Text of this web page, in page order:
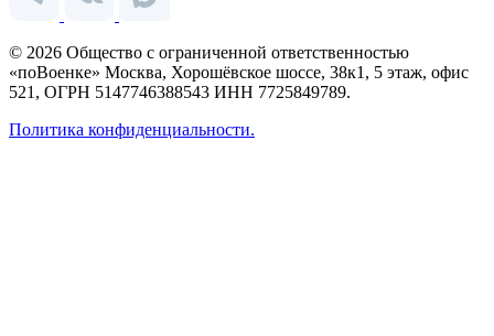
© 2026 Общество с ограниченной ответственностью
«поВоенке» Москва, Хорошёвское шоссе, 38к1, 5 этаж, офис
521, ОГРН 5147746388543 ИНН 7725849789.
Политика конфиденциальности.